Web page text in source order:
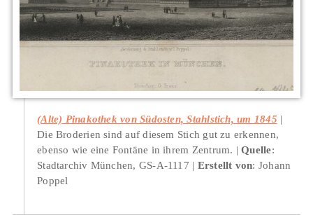
(Alte) Pinakothek von Südosten, Stahlstich, um 1845
Die Broderien sind auf diesem Stich gut zu erkennen,
ebenso wie eine Fontäne in ihrem Zentrum.
Quelle:
Stadtarchiv München, GS-A-1117
Erstellt von: Johann
Poppel